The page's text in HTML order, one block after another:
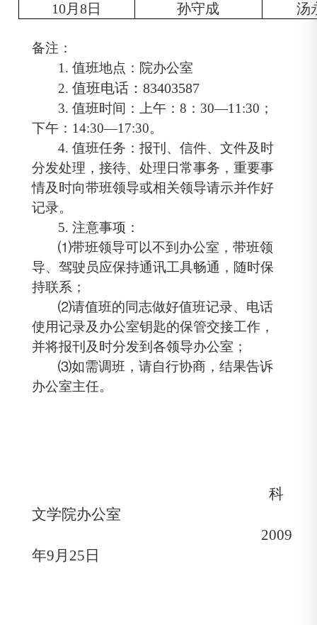
10月8日 孙守成 汤
备注：
1.值班地点：院办公室
2.值班电话：83403587
3.值班时间：上午：8 ： 30—11:30 ；
下午： 14:30—17:30。
4.值班任务：报刊、信件、文件及时
分发处理，接待、处理日常事务，重要事
情及时向带班领导或相关领导请示并作好
记录。
5.注意事项：
⑴带班领导可以不到办公室，带班领
导、驾驶员应保持通讯工具畅通，随时保
持联系；
⑵请值班的同志做好值班记录、电话
使用记录及办公室钥匙的保管交接工作，
并将报刊及时分发到各领导办公室；
⑶如需调班，请自行协商，结果告诉
办公室主任。
科
文学院办公室
2009
年9月 25 日